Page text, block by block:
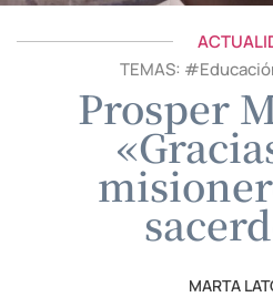
TEMAS: #
Prosper
MARTA